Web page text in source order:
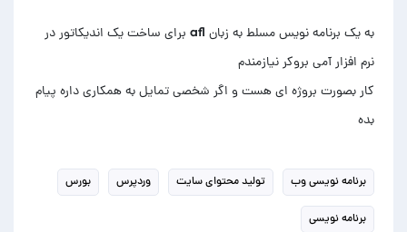
به یک برنامه نویس مسلط به زبان afl برای ساخت یک اندیکاتور در
کار بصورت بروژه ای هست و اگر شخصی تمایل به همکاری داره پیام
بده
برنامه نویسی وب تولید محتوای سایت وردپرس بورس
برنامه نویسی